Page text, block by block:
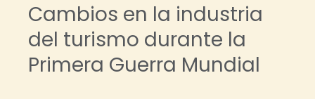
Cambios en la industria
del turismo durante la
Primera Guerra Mundial